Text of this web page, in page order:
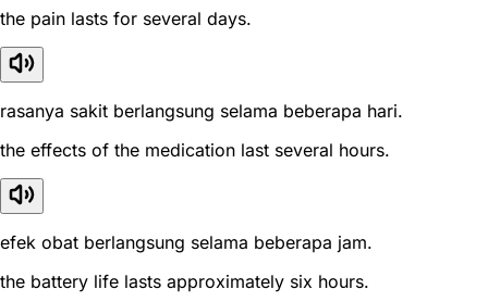
the pain lasts for several days.
rasanya sakit berlangsung selama beberapa hari.
the effects of the medication last several hours.
efek obat berlangsung selama beberapa jam.
the battery life lasts approximately six hours.